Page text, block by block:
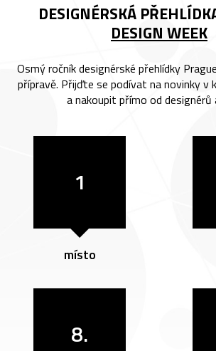
DESIGNÉRSKÁ
DESIGN WEEK
Osmý ročník designérské přehlídky
přípravě. Přijďte se podívat na novinky v
a nakoupit přímo od designérů
1
místo
8.